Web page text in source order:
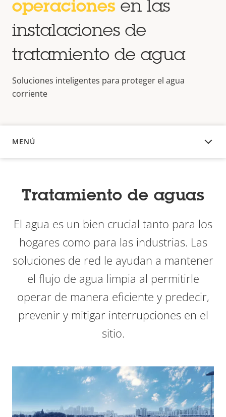
operaciones en las
instalaciones de
tratamiento de agua
Soluciones inteligentes para proteger el agua
corriente
MENÚ
DESCRIPCIÓN
Tratamiento de aguas
El agua es un bien crucial tanto para los
hogares como para las industrias. Las
soluciones de red le ayudan a mantener
el flujo de agua limpia al permitirle
operar de manera eficiente y predecir,
prevenir y mitigar interrupciones en el
sitio.